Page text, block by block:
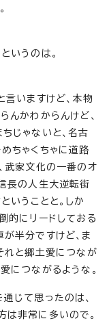
いうのは。
言いますけど、本物
んかわからんけど、
じゃないと、名古
ちゃくちゃに道路
武家文化の一番のオ
長の人生大逆転街
いうことと。しか
的にリードしておる
半分ですけど、ま
れと郷土愛につなが
につながるような。
じて思ったのは、
は非常に多いので。